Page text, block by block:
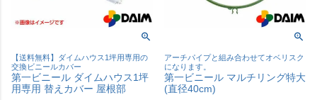
【送料無料】ダイムハウス1坪用専用の
交換ビニールカバー
第一ビニール ダイムハウス1坪
用専用 替えカバー 屋根部
アーチパイプと組み合わせてオベリスク
になります。
第一ビニール マルチリング特大
(直径40cm)